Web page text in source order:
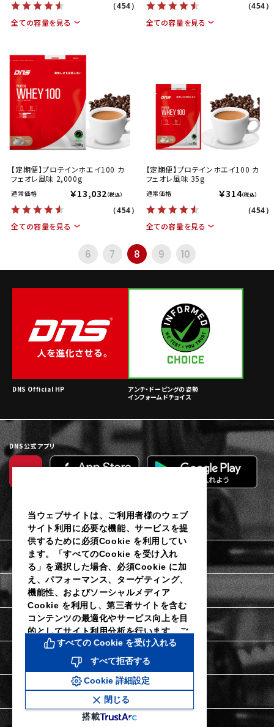
（454）
全ての容量を見る
（454）
全ての容量を見る
【定期便】プロテインホエイ100 カ
フェオレ風味 2,000g
通常価格 ￥13,032（税込）
（454）
全ての容量を見る
【定期便】プロテインホエイ100 カ
フェオレ風味 35g
通常価格 ￥314（税込）
（454）
全ての容量を見る
6 7 8 9 10
DNS Official HP
アンチ・ドーピングの姿勢
インフォームドチョイス
DNS公式アプリ
利用規約
個人情報保護に関するご通知
Cookieポリシー
Cookie詳細設定
特定商取引法に関する表示
当ウェブサイトは、ご利用者様のウェブ
サイト利用に必要な機能、サービスを提
供するために必須Cookie を利用してい
ます。「すべてのCookie を受け入れ
る」を選択した場合、必須Cookie に加
え、パフォーマンス、ターゲティング、
機能性、およびソーシャルメディア
Cookie を利用し、第三者サイトを含む
コンテンツの最適化やサービス向上を目
的としてサイト利用分析を行います。ご
利用者様は当社のCookie 設定ツールに
よりいつでも同意を撤回し、Cookie 設
定を変更することができます。同意を拒
否し、パフォーマンス、ターゲティン
グ、機能性およびソーシャルメディア
Cookie なしで続行するには、「すべて
拒否する」をクリックしてください。詳
すべての Cookie を受け入れる
すべて拒否する
Cookie 詳細設定
閉じる
搭載